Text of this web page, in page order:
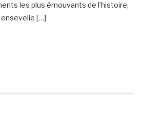
les plus émouvants de l’histoire,
ensevelie […]